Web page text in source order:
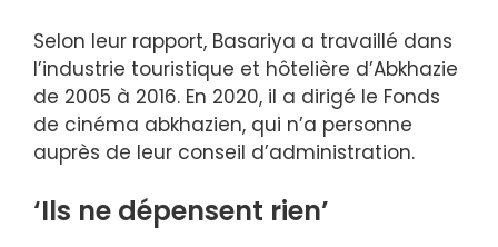
Selon leur rapport, Basariya a travaillé dans
l’industrie touristique et hôtelière d’Abkhazie
de 2005 à 2016. En 2020, il a dirigé le Fonds
de cinéma abkhazien, qui n’a personne
auprès de leur conseil d’administration.
‘Ils ne dépensent rien’